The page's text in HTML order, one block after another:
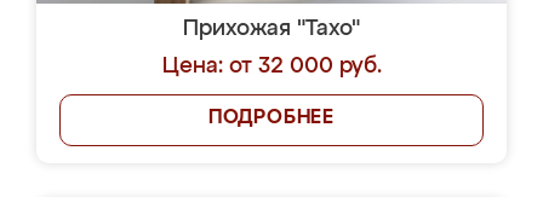
Прихожая "Тахо"
Цена: от 32 000 руб.
ПОДРОБНЕЕ